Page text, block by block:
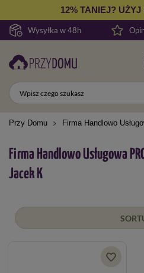
Wysyłka w 48h
12% TANIEJ?
Przy Domu Firma Handlowo
Firma Handlowo Usługowa
Jacek K